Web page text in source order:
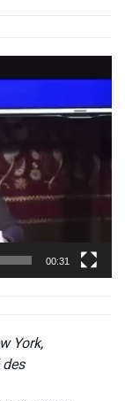
00:31
York,